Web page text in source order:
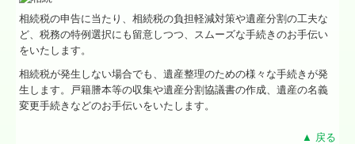
相続税の申告に当たり、相続税の負担軽減対策や遺産分割の工夫な
ど、税務の特例選択にも留意しつつ、スムーズな手続きのお手伝い
をいたします。
相続税が発生しない場合でも、遺産整理のための様々な手続きが発
生します。戸籍謄本等の収集や遺産分割協議書の作成、遺産の名義
変更手続きなどのお手伝いをいたします。
▲ 戻る